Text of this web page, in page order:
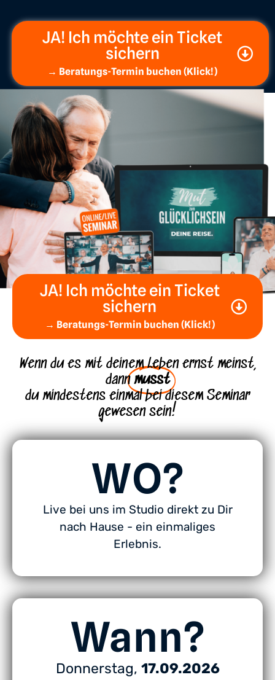
JA! Ich möchte ein Ticket
sichern
→ Beratungs-Termin buchen (Klick!)
JA! Ich möchte ein Ticket
sichern
→ Beratungs-Termin buchen (Klick!)
Wenn du es mit deinem Leben ernst meinst,
dann musst
du mindestens einmal bei diesem Seminar
gewesen sein!
WO?
Live bei uns im Studio direkt zu Dir
nach Hause - ein einmaliges
Erlebnis.
Wann?
Donnerstag, 17.09.2026